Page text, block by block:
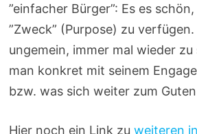
”einfacher Bürger”: Es es
”Zweck” (Purpose) zu
ungemein, immer mal wieder zu
man konkret mit seinem
bzw. was sich weiter zum
Hier noch ein Link zuweiteren